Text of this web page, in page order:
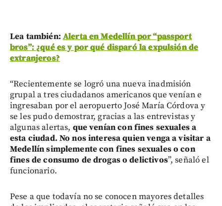
Lea también: Alerta en Medellín por “passport
bros”: ¿qué es y por qué disparó la expulsión de
extranjeros?
“Recientemente se logró una nueva inadmisión
grupal a tres ciudadanos americanos que venían e
ingresaban por el aeropuerto José María Córdova y
se les pudo demostrar, gracias a las entrevistas y
algunas alertas, que venían con fines sexuales a
esta ciudad. No nos interesa quien venga a visitar a
Medellín simplemente con fines sexuales o con
fines de consumo de drogas o delictivos”, señaló el
funcionario.
Pese a que todavía no se conocen mayores detalles